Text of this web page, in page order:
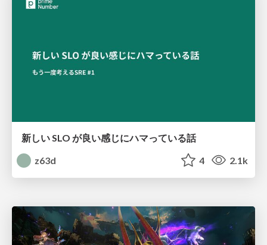
新しい SLO が良い感じにハマっている話
z63d
4 2.1k